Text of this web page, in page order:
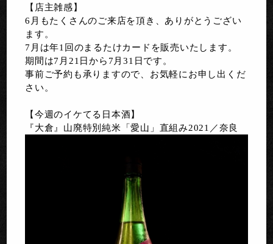
【店主雑感】
6月もたくさんのご来店を頂き、ありがとうござい
ます。
7月は年1回のまるたけカードを販売いたします。
期間は7月21日から7月31日です。
事前ご予約も承りますので、お気軽にお申し出くだ
さい。
【今週のイケてる日本酒】
『大倉』山廃特別純米「愛山」直組み2021／奈良